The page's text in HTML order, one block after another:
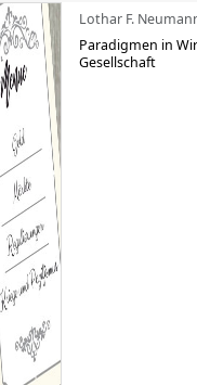
Lothar F.
Paradigmen in
Gesellschaft